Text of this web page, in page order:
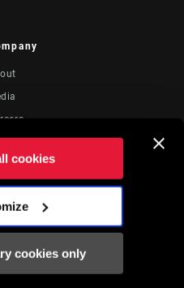
cookies
cookies only
Legales